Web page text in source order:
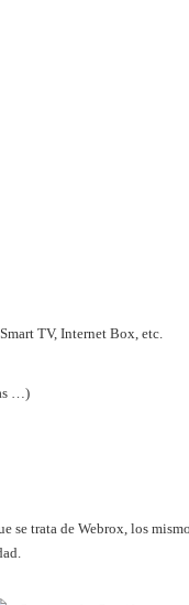
TV, Internet Box, etc.
…)
se trata de Webrox, los